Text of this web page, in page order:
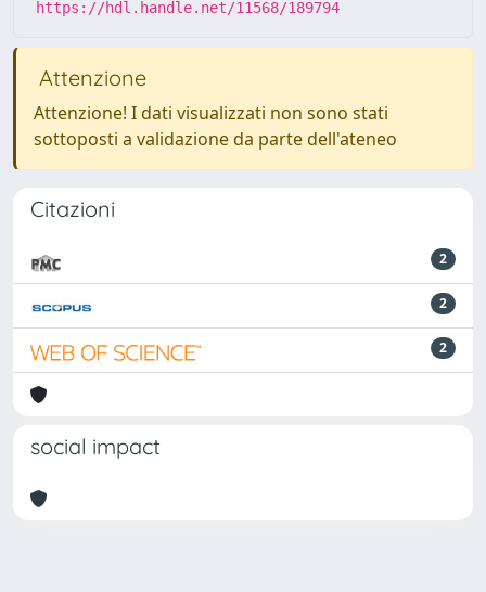
https://hdl.handle.net/11568/189794
Attenzione
Attenzione! I dati visualizzati non sono stati
sottoposti a validazione da parte dell'ateneo
Citazioni
2
2
2
social impact